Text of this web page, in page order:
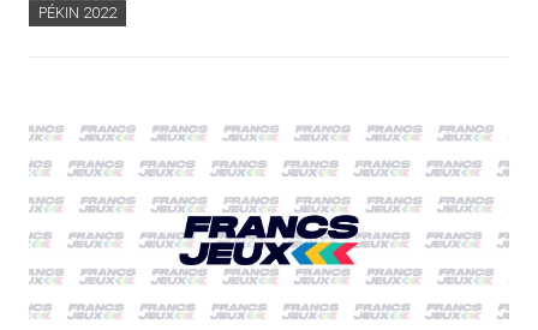
PÉKIN 2022